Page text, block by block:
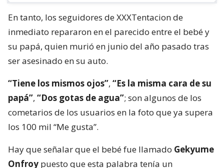
En tanto, los seguidores de XXXTentacion de
inmediato repararon en el parecido entre el bebé y
su papá, quien murió en junio del año pasado tras
ser asesinado en su auto.
“Tiene los mismos ojos”, “Es la misma cara de su
papá”, “Dos gotas de agua”; son algunos de los
cometarios de los usuarios en la foto que ya supera
los 100 mil “Me gusta”.
Hay que señalar que el bebé fue llamado Gekyume
Onfroy puesto que esta palabra tenía un